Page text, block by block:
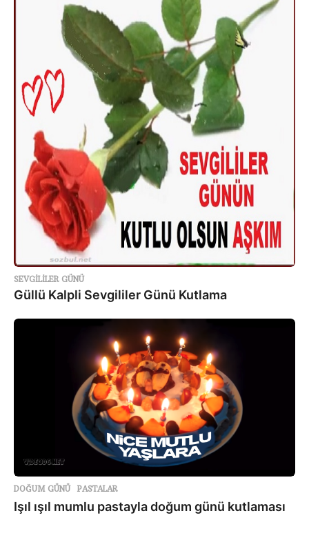
SEVGILILER GÜNÜ
Güllü Kalpli Sevgililer Günü Kutlama
DOĞUM GÜNÜ ,PASTALAR
Işıl ışıl mumlu pastayla doğum günü kutlaması